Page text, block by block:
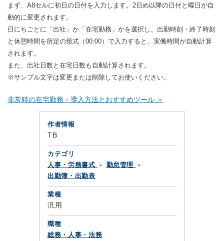
まず、A8セルに初日の日付を入力します。2日め以降の日付と曜日が自
動的に変更されます。
日にちごとに「出社」か「在宅勤務」かを選択し、出勤時刻・終了時刻
と休憩時間を所定の形式（00:00）で入力すると、実働時間が自動計算
されます。
また、出社日数と在宅日数も自動計算されます。
※サンプル文字は変更または削除してお使いください。
非常時の在宅勤務－導入方法とおすすめツール ＞
作者情報
TB
カテゴリ
人事・労務書式
勤怠管理
出勤簿・出勤表
業種
汎用
職種
総務・人事・法務